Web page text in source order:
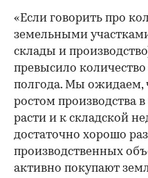
00:00 / 00:00
«Если говорить про
земельными
склады и
превысило
полгода. Мы ожидаем,
ростом производства
расти и к складской
достаточно хорошо
производственных
активно покупают